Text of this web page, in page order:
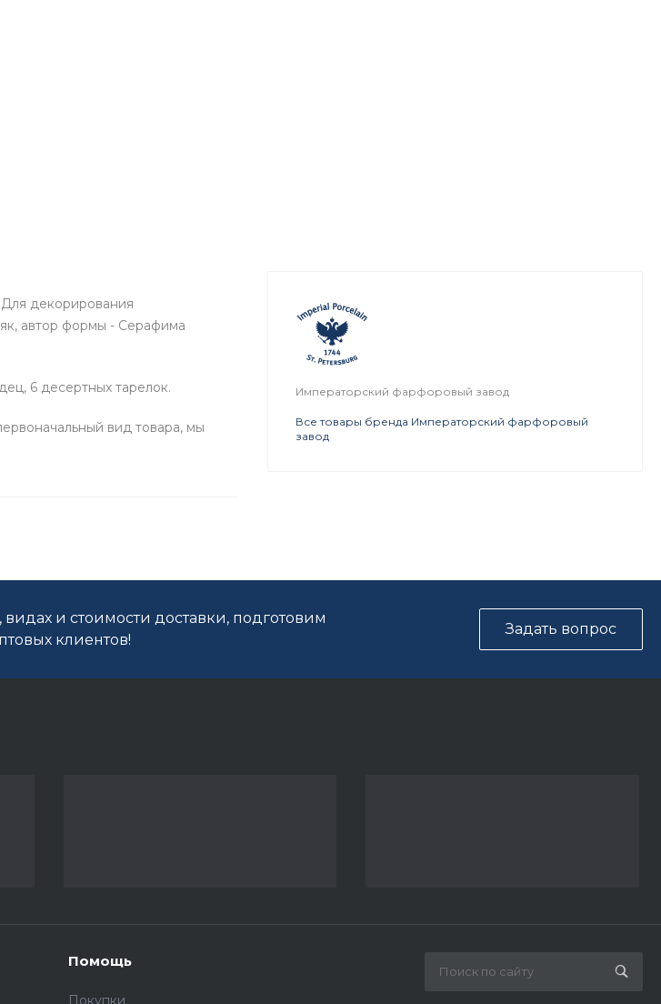
декорирования
автор формы - Серафима
6 десертных тарелок.
вид товара, мы
Императорский фарфоровый завод
Все товары бренда Императорский фарфоровый
завод
и стоимости доставки, подготовим
клиентов!
Задать вопрос
Помощь
Покупки